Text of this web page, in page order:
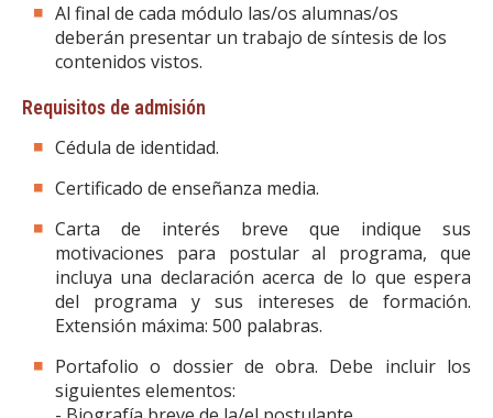
Al final de cada módulo las/os alumnas/os
deberán presentar un trabajo de síntesis de los
contenidos vistos.
Requisitos de admisión
Cédula de identidad.
Certificado de enseñanza media.
Carta de interés breve que indique sus
motivaciones para postular al programa, que
incluya una declaración acerca de lo que espera
del programa y sus intereses de formación.
Extensión máxima: 500 palabras.
Portafolio o dossier de obra. Debe incluir los
siguientes elementos: